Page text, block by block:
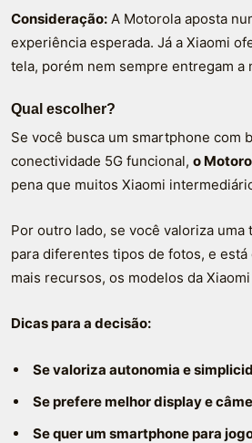
Consideração: A Motorola aposta
experiência esperada. Já a Xiaomi
tela, porém nem sempre entregam a
Qual escolher?
Se você busca um smartphone com
conectividade 5G funcional, o
pena que muitos Xiaomi
Por outro lado, se você valoriza uma
para diferentes tipos de fotos, e
mais recursos, os modelos da
Dicas para a decisão:
Se valoriza autonomia e
Se prefere melhor display e
Se quer um smartphone para